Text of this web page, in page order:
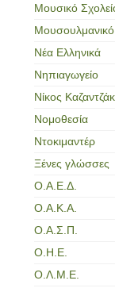
Μουσικό
Νέα Ελληνικά
Νηπιαγωγείο
Νίκος
Νομοθεσία
Ντοκιμαντέρ
Ξένες γλώσσες
Ο.Α.Ε.Δ.
Ο.Α.Κ.Α.
Ο.Α.Σ.Π.
Ο.Η.Ε.
Ο.Λ.Μ.Ε.